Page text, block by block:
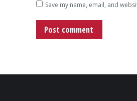
Save my name, email, and
Post comment